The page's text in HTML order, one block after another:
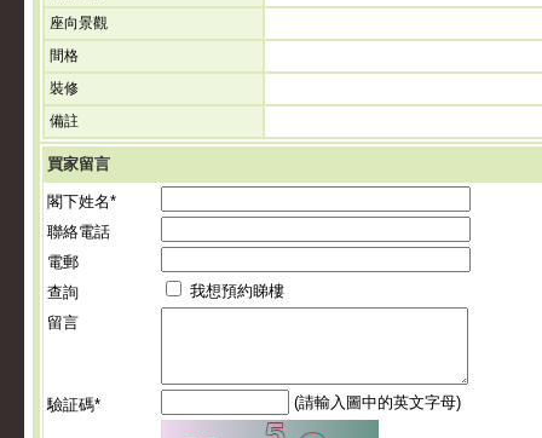
座向景觀
間格
裝修
備註
買家留言
閣下姓名*
聯絡電話
電郵
查詢
我想預約睇樓
留言
驗証碼* (請輸入圖中的英文字母)